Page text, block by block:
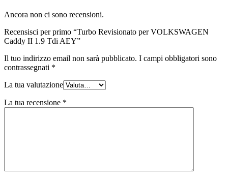
Ancora non ci sono recensioni.
Recensisci per primo “Turbo Revisionato per VOLKSWAGEN
Caddy II 1.9 Tdi AEY”
Il tuo indirizzo email non sarà pubblicato. I campi obbligatori sono
contrassegnati *
La tua valutazione
La tua recensione *